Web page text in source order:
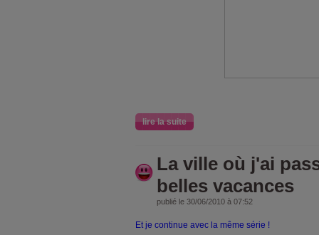
lire la suite
La ville où j'ai
belles vacances
publié le 30/06/2010 à 07:52
Et je continue avec la même série !